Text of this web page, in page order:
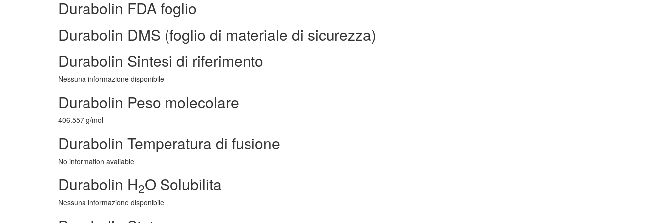
Durabolin FDA foglio
Durabolin DMS (foglio di materiale di sicurezza)
Durabolin Sintesi di riferimento
Nessuna informazione disponibile
Durabolin Peso molecolare
406.557 g/mol
Durabolin Temperatura di fusione
No information avaliable
Durabolin H2O Solubilita
Nessuna informazione disponibile